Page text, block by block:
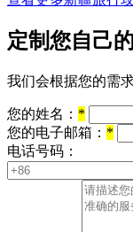
定制您自己
我们会根据您的需
您的姓名： *
您的电子邮箱： *
电话号码：